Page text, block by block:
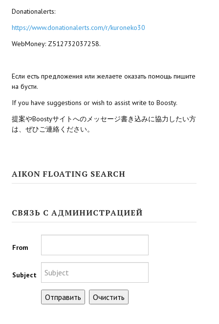
Dragon Age 2
Fallout 3
GTA 5
Kingdoms of Amalur: Reckoning
Sacred Ice & Blood
Sims 4
Star Wars Knights of the Old Republic 1
Star Wars Knights of the Old Republic 2
Titan Quest Immortal Throne
Donationalerts:
https://www.donationalerts.com/r/kuroneko30
WebMoney: Z512732037258.
Если есть предложения или желаете оказать помощь пишите
на бусти.
If you have suggestions or wish to assist write to Boosty.
提案やBoostyサイトへのメッセージ書き込みに協力したい方
は、ぜひご連絡ください。
AIKON FLOATING SEARCH
СВЯЗЬ С АДМИНИСТРАЦИЕЙ
From
Subject